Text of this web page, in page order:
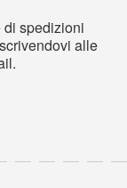
di spedizioni
alle